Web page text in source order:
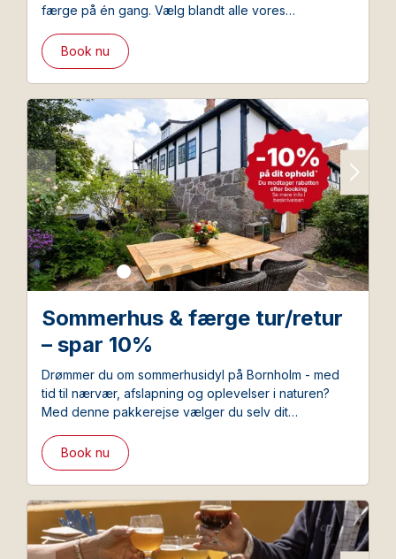
færge på én gang. Vælg blandt alle vores
pakkerejsebillet fra Bornholmslinjen.
Book nu
Sommerhus & færge tur/retur
– spar 10%
Drømmer du om sommerhusidyl på Bornholm - med
tid til nærvær, afslapning og oplevelser i naturen?
Med denne pakkerejse vælger du selv dit
du 10% på selve opholdet.
Book nu